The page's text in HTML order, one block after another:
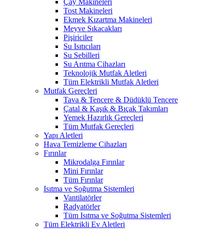
Çay Makineleri
Tost Makineleri
Ekmek Kızartma Makineleri
Meyve Sıkacakları
Pişiriciler
Su Isıtıcıları
Su Sebilleri
Su Arıtma Cihazları
Teknolojik Mutfak Aletleri
Tüm Elektrikli Mutfak Aletleri
Mutfak Gereçleri
Tava & Tencere & Düdüklü Tencere
Çatal & Kaşık & Bıçak Takımları
Yemek Hazırlık Gereçleri
Tüm Mutfak Gereçleri
Yapı Aletleri
Hava Temizleme Cihazları
Fırınlar
Mikrodalga Fırınlar
Mini Fırınlar
Tüm Fırınlar
Isıtma ve Soğutma Sistemleri
Vantilatörler
Radyatörler
Tüm Isıtma ve Soğutma Sistemleri
Tüm Elektrikli Ev Aletleri